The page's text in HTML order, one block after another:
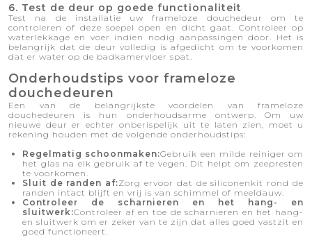
6. Test de deur op goede functionaliteit
Test na de installatie uw frameloze douchedeur om te
controleren of deze soepel open en dicht gaat. Controleer op
waterlekkage en voer indien nodig aanpassingen door. Het is
belangrijk dat de deur volledig is afgedicht om te voorkomen
dat er water op de badkamervloer spat.
Onderhoudstips voor frameloze
douchedeuren
Een van de belangrijkste voordelen van frameloze
douchedeuren is hun onderhoudsarme ontwerp. Om uw
nieuwe deur er echter onberispelijk uit te laten zien, moet u
rekening houden met de volgende onderhoudstips:
Regelmatig schoonmaken:Gebruik een milde reiniger om
het glas na elk gebruik af te vegen. Dit helpt om zeepresten
te voorkomen.
Sluit de randen af:Zorg ervoor dat de siliconenkit rond de
randen intact blijft en vrij is van schimmel of meeldauw.
Controleer de scharnieren en het hang- en
sluitwerk:Controleer af en toe de scharnieren en het hang-
en sluitwerk om er zeker van te zijn dat alles goed vastzit en
goed functioneert.